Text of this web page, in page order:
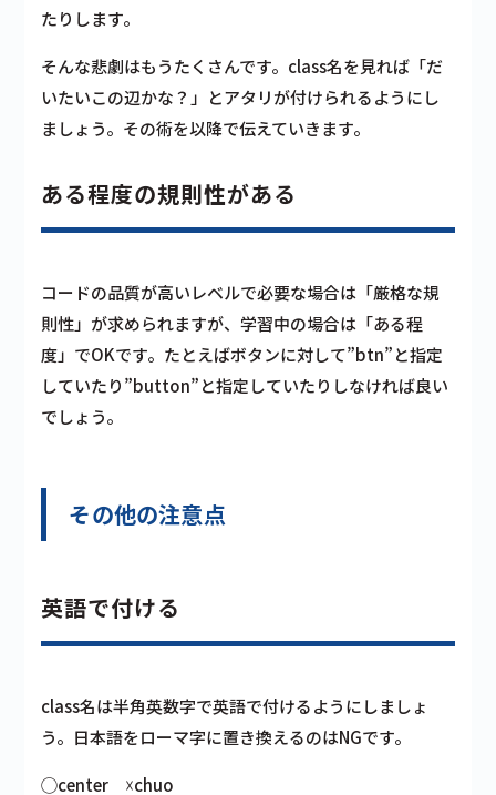
たりします。
そんな悲劇はもうたくさんです。class名を見れば「だ
いたいこの辺かな？」とアタリが付けられるようにし
ましょう。その術を以降で伝えていきます。
ある程度の規則性がある
コードの品質が高いレベルで必要な場合は「厳格な規
則性」が求められますが、学習中の場合は「ある程
度」でOKです。たとえばボタンに対して”btn”と指定
していたり”button”と指定していたりしなければ良い
でしょう。
その他の注意点
英語で付ける
class名は半角英数字で英語で付けるようにしましょ
う。日本語をローマ字に置き換えるのはNGです。
◯center ☓chuo